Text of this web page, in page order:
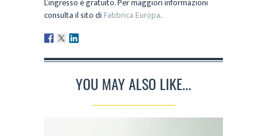
L’ingresso è gratuito. Per maggiori informazioni
consulta il sito diFabbrica Europa.
YOU MAY ALSO LIKE...